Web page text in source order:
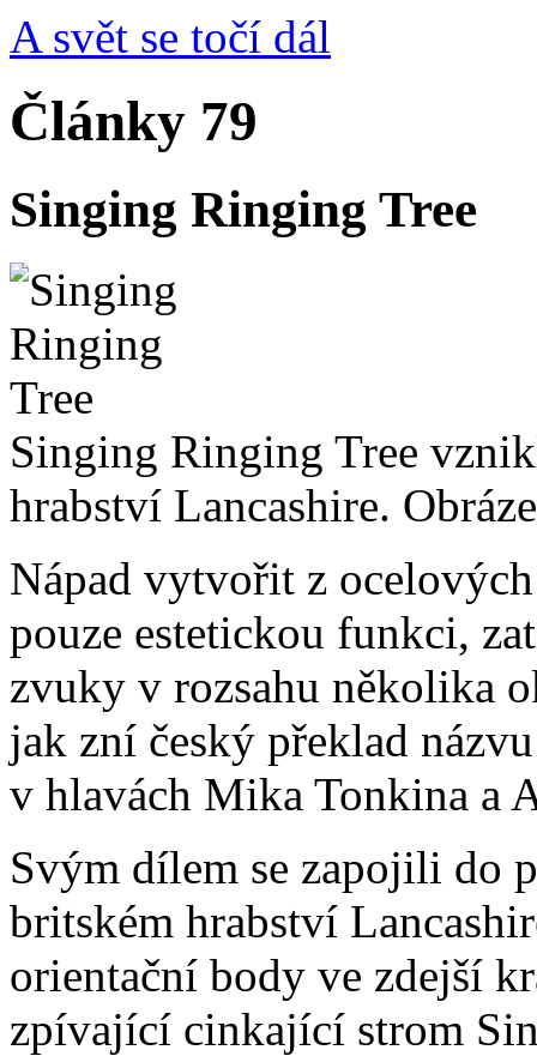
A svět se točí dál
Články 79
Singing Ringing Tree
Singing Ringing Tree
hrabství Lancashire.
Nápad vytvořit z
pouze estetickou funkci,
zvuky v rozsahu několika
jak zní český překlad
v hlavách Mika Tonkina a
Svým dílem se zapojili do
britském hrabství
orientační body ve zdejší
zpívající cinkající strom